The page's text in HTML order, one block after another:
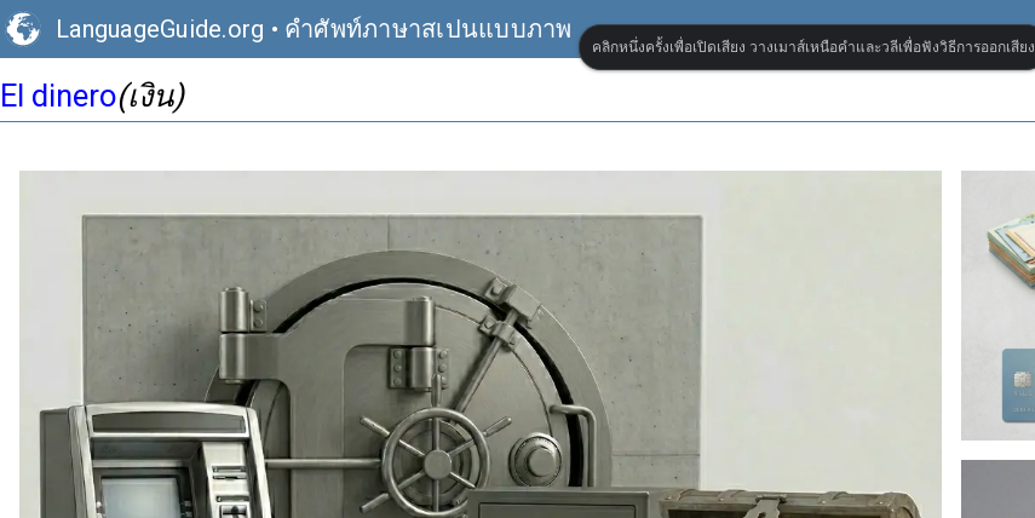
LanguageGuide.org • คำศัพท์ภาษาสเปนแบบภาพ
El dinero(เงิน)
คลิกหนึ่งครั้งเพื่อเปิดเสียง วางเมาส์เหนือคำและวลีเพื่อฟังวิธีการออกเสียง